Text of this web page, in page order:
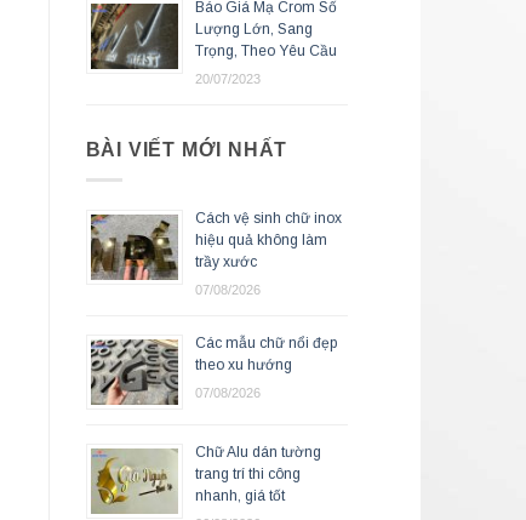
Báo Giá Mạ Crom Số
Lượng Lớn, Sang
Trọng, Theo Yêu Cầu
20/07/2023
BÀI VIẾT MỚI NHẤT
Cách vệ sinh chữ inox
hiệu quả không làm
trầy xước
07/08/2026
Các mẫu chữ nổi đẹp
theo xu hướng
07/08/2026
Chữ Alu dán tường
trang trí thi công
nhanh, giá tốt